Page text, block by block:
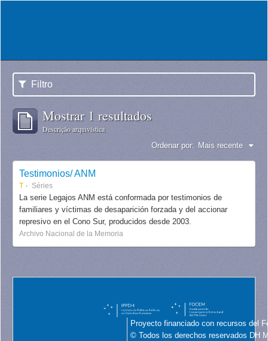
Filtro
Mostrar 1 resultados
Descrição arquivística
Ordenar por: Mais recente
Testimonios/ ANM
T Séries
La serie Legajos ANM está conformada por testimonios de
familiares y víctimas de desaparición forzada y del accionar
represivo en el Cono Sur, producidos desde 2003.
Archivo Nacional de la Memoria
Proyecto financiado con recursos del
© Todos los derechos reservados DH